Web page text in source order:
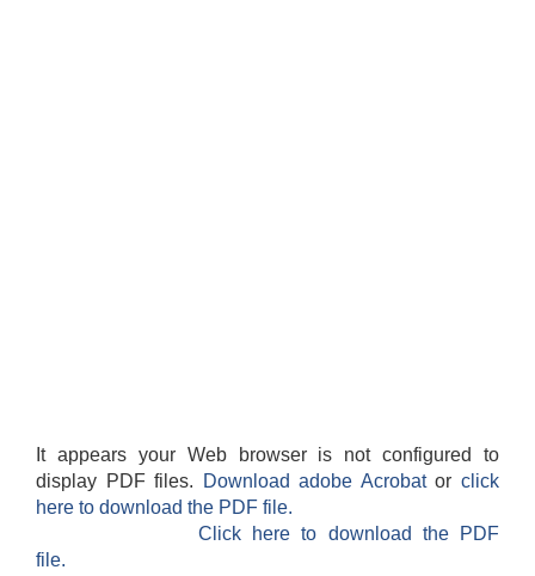
It appears your Web browser is not configured to
display PDF files.
Download adobe Acrobatorclick
here to download the PDF file.
Click here to download the PDF
file.